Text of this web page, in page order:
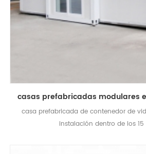
casa prefabricada de contenedor de
instalación dentro de los